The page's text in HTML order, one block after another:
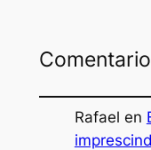
Rafael en